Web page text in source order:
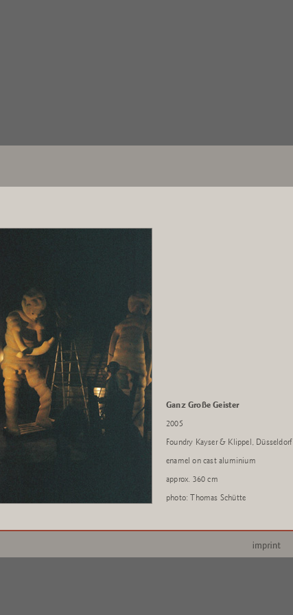
Ganz Große Geister
2005
Foundry Kayser & Klippel, Düsseldorf
enamel on cast aluminium
approx. 360 cm
photo: Thomas Schütte